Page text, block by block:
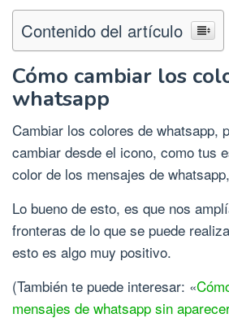
Contenido del artículo
Cómo cambiar los
whatsapp
Cambiar los colores de whatsapp,
cambiar desde el icono, como tus
color de los mensajes de
Lo bueno de esto, es que nos
fronteras de lo que se puede
esto es algo muy positivo.
(También te puede interesar: «
mensajes de whatsapp sin